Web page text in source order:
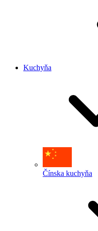
Kuchyňa
Čínska kuchyňa